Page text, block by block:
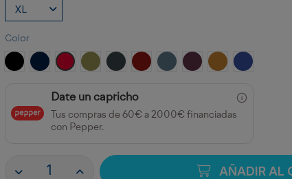
Color
NEGRO MARINOROJO VERDE MILITAR
EBANO GRANATEAZUL TORMENTA
ROJO CIRUELA
AMARILLO CURRY
AZUL
Date un capricho
Tus compras de 60€ a 2000€ financiadas
con Pepper.
AÑADIR AL